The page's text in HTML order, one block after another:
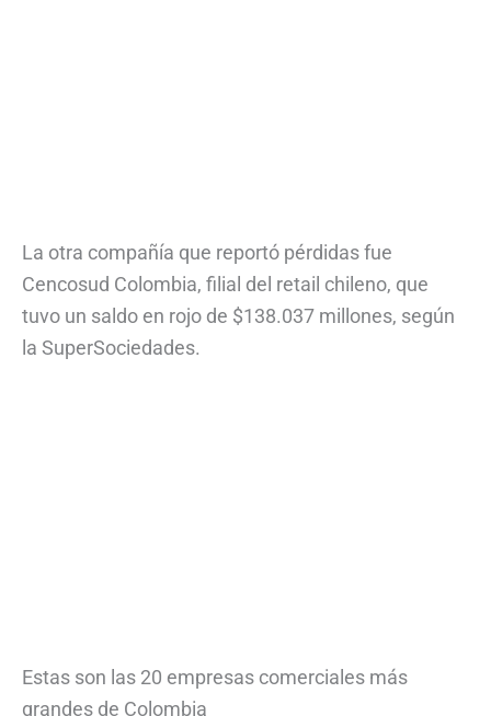
La otra compañía que reportó pérdidas fue
Cencosud Colombia, filial del retail chileno, que
tuvo un saldo en rojo de $138.037 millones, según
la SuperSociedades.
Estas son las 20 empresas comerciales más
grandes de Colombia